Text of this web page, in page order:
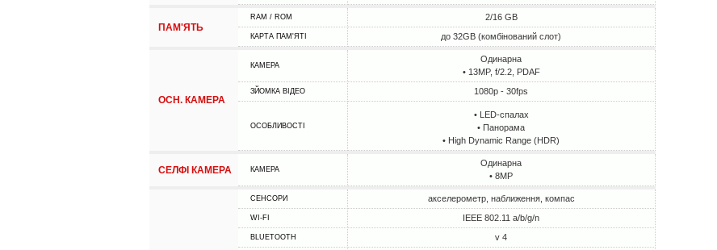
ПАМ'ЯТЬ
RAM / ROM 2/16 GB
КАРТА ПАМ'ЯТІ до 32GB (комбінований слот)
ОСН. КАМЕРА
КАМЕРА
Одинарна
• 13MP, f/2.2, PDAF
ЗЙОМКА ВІДЕО 1080p - 30fps
ОСОБЛИВОСТІ
• LED-спалах
• Панорама
• High Dynamic Range (HDR)
СЕЛФІ КАМЕРА КАМЕРА
Одинарна
• 8MP
СЕНСОРИ акселерометр, наближення, компас
WI-FI IEEE 802.11 a/b/g/n
BLUETOOTH v 4